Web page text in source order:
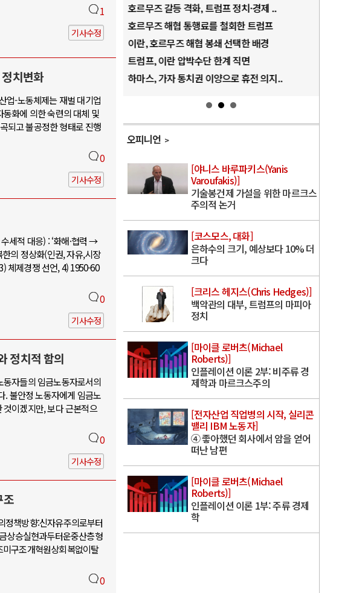
1
기사수정
치변화
업-노동체제는 재벌 대기업
화에 의한 숙련의 대체 및
되고 불공정한 형태로 진행
0
기사수정
세적 대응) : ‘화해·협력 →
의 정상화(인권, 자유,시장
체제경쟁 선언, 4) 1950-60
0
기사수정
정치적 함의
자들의 임금노동자로서의
. 불안정 노동자에게 임금노
이겠지만, 보다 근본적으
0
기사수정
조
책방향:신자유주의로부터
상승실현과두터운중산층형
구조개혁원상회복없이탈
0
, 트럼프 정치·경제 ..
행료를 철회한 트럼프
협 봉쇄 선택한 배경
단 한계 직면
이양으로 휴전 의지..
중국 AI, 저가 공세로 글로벌 토큰 시..
AI 국부펀드 구상 놓고 미국 진보진영 ..
AI 데이터센터 반대 투쟁은 새로운 글로..
AI의 숨은 환경 비용: 데이터센터 확산..
AI는 어떻게 미국 민주주의를 잠식하고 ..
오피니언
[야니스 바루파키스(Yanis
Varoufakis)]
기술봉건제 가설을 위한 마르크스
주의적 논거
[코스모스, 대화]
은하수의 크기, 예상보다 10% 더
크다
[크리스 헤지스(Chris Hedges)]
백악관의 대부, 트럼프의 마피아
정치
[마이클 로버츠(Michael
Roberts)]
인플레이션 이론 2부: 비주류 경
제학과 마르크스주의
[전자산업 직업병의 시작, 실리콘
밸리 IBM 노동자]
④ 좋아했던 회사에서 암을 얻어
떠난 남편
[마이클 로버츠(Michael
Roberts)]
인플레이션 이론 1부: 주류 경제
학